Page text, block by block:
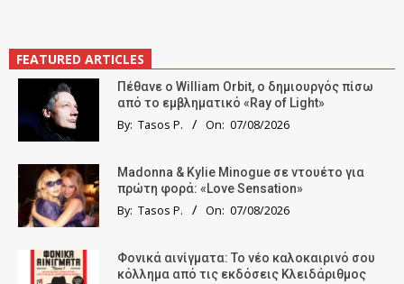
FEATURED ARTICLES
Πέθανε ο William Orbit, ο δημιουργός πίσω
από το εμβληματικό «Ray of Light»
By: Tasos P. On: 07/08/2026
Madonna & Kylie Minogue σε ντουέτο για
πρώτη φορά: «Love Sensation»
By: Tasos P. On: 07/08/2026
Φονικά αινίγματα: Το νέο καλοκαιρινό σου
κόλλημα από τις εκδόσεις Κλειδάριθμος